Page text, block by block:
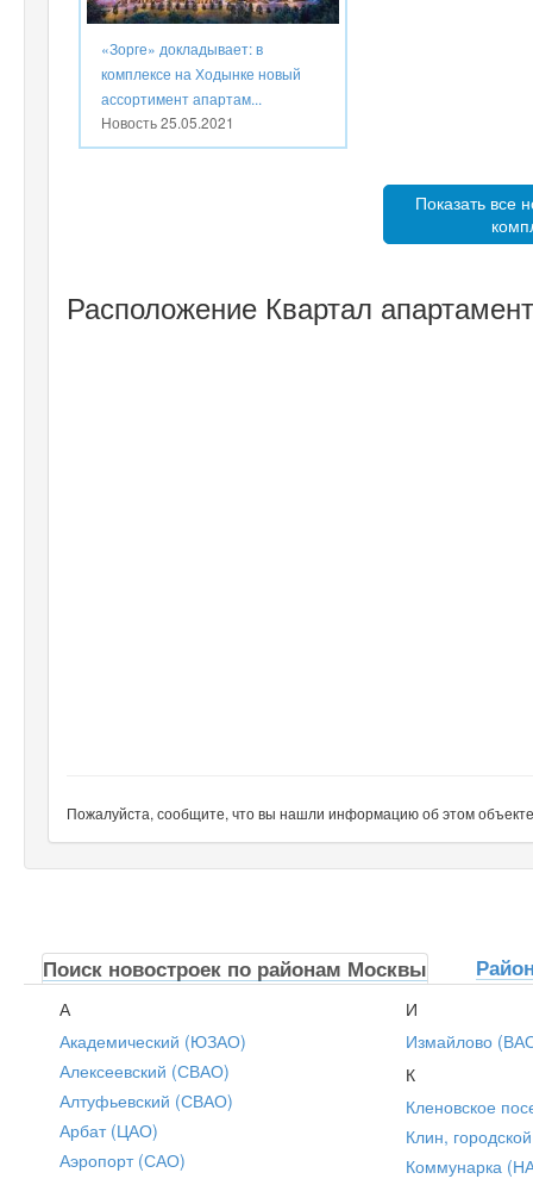
«Зорге» докладывает: в
комплексе на Ходынке новый
ассортимент апартам...
Новость25.05.2021
Показать все
Расположение Квартал
Пожалуйста, сообщите, что вы нашли информацию об этом
Поиск новостроек по районам Москвы
А
Академический (ЮЗАО)
Алексеевский (СВАО)
Алтуфьевский (СВАО)
Арбат (ЦАО)
Аэропорт (САО)
И
Измайлово
К
Кленовское
Клин,
Коммунарка